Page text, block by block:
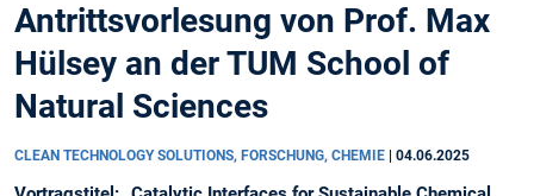
Antrittsvorlesung von Prof. Max
Hülsey an der TUM School of
Natural Sciences
CLEAN TECHNOLOGY SOLUTIONS, FORSCHUNG, CHEMIE 04.06.2025